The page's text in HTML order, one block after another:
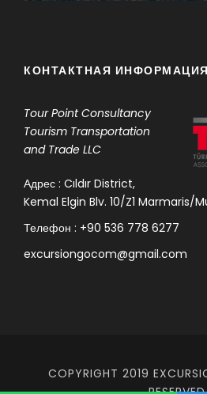
КОНТАКТНАЯ ИНФОРМАЦИЯ
Tour PointConsultancy
Tourism Transportation
and Trade LLC
Адрес : Cıldır District,
Kemal Elgin Blv. 10/Z1 Marmaris/
Телефон : +90 536 778 6277
excursiongocom@gmail.com
COPYRIGHT 2019